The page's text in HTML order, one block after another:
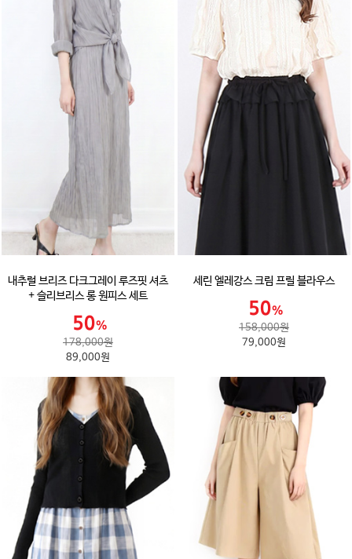
내추럴 브리즈 다크그레이 루즈핏 셔츠
+ 슬리브리스 롱 원피스 세트
178,000원
89,000원
세린 엘레강스 크림 프릴 블라우스
158,000원
79,000원